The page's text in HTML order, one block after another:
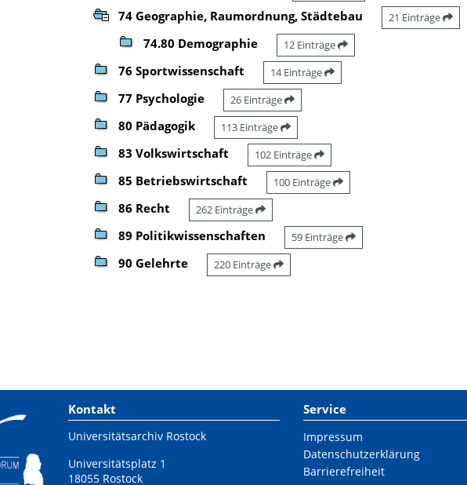
74 Geographie, Raumordnung, Städtebau 21 Einträge
74.80 Demographie 12 Einträge
76 Sportwissenschaft 14 Einträge
77 Psychologie 26 Einträge
80 Pädagogik 113 Einträge
83 Volkswirtschaft 102 Einträge
85 Betriebswirtschaft 100 Einträge
86 Recht 262 Einträge
89 Politikwissenschaften 59 Einträge
90 Gelehrte 220 Einträge
Kontakt
Universitätsarchiv Rostock
Universitätsplatz 1
18055 Rostock
Service
Impressum
Datenschutzerklärung
Barrierefreiheit